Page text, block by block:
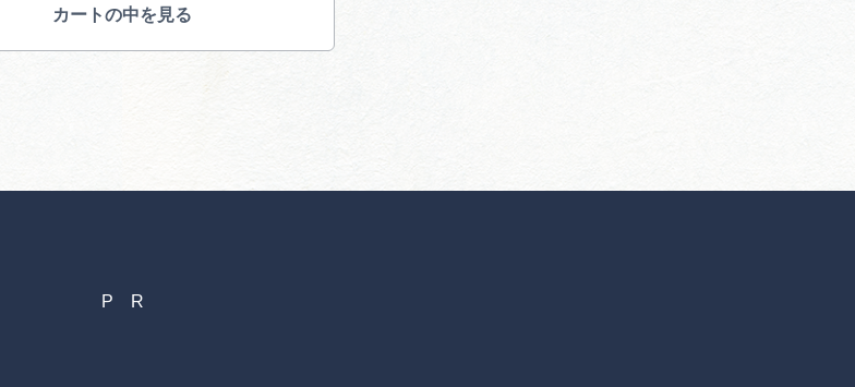
カートの中を見る